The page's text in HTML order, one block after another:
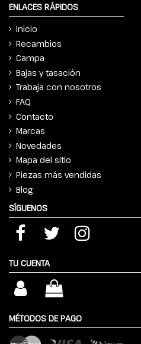
ENLACES RÁPIDOS
Inicio
Recambios
Campa
Bajas y tasación
Trabaja con nosotros
FAQ
Contacto
Marcas
Novedades
Mapa del sitio
Piezas más vendidas
Blog
SÍGUENOS
TU CUENTA
MÉTODOS DE PAGO